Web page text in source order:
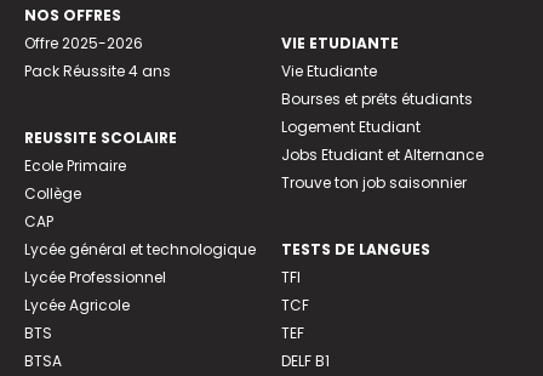
NOS OFFRES
Offre 2025-2026
Pack Réussite 4 ans
REUSSITE SCOLAIRE
Ecole Primaire
Collège
CAP
Lycée général et technologique
Lycée Professionnel
Lycée Agricole
BTS
BTSA
VIE ETUDIANTE
Vie Etudiante
Bourses et prêts étudiants
Logement Etudiant
Jobs Etudiant et Alternance
Trouve ton job saisonnier
TESTS DE LANGUES
TFI
TCF
TEF
DELF B1